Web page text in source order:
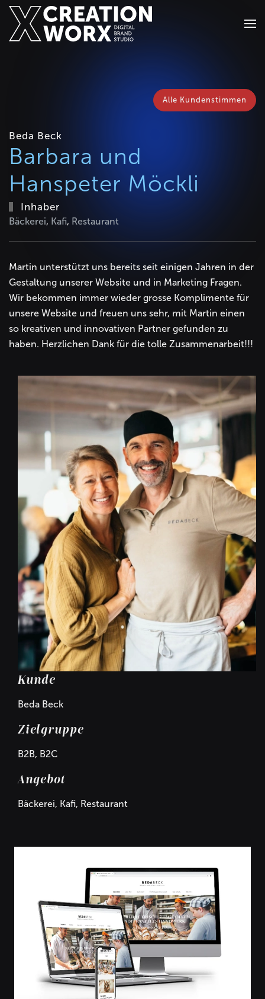
Zum Hauptinhalt springen
Alle Kundenstimmen
Beda Beck
Barbara und
Hanspeter Möckli
Inhaber
Bäckerei, Kafi, Restaurant
Martin unterstützt uns bereits seit einigen Jahren in der
Gestaltung unserer Website und in Marketing Fragen.
Wir bekommen immer wieder grosse Komplimente für
unsere Website und freuen uns sehr, mit Martin einen
so kreativen und innovativen Partner gefunden zu
haben. Herzlichen Dank für die tolle Zusammenarbeit!!!
Kunde
Beda Beck
Zielgruppe
B2B, B2C
Angebot
Bäckerei, Kafi, Restaurant